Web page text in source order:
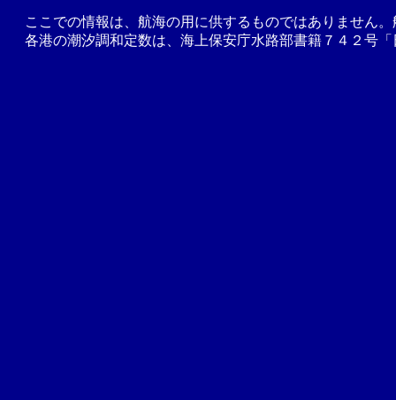
ここでの情報は、航海の用に供するものではありません
各港の潮汐調和定数は、海上保安庁水路部書籍７４２号